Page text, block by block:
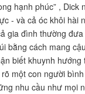
hạnh phúc” ,
- và cả óc khôi hài
gia đình thường đưa
bằng cách mang
biết khuynh hướng
một con người bình
nhu cầu như mọi